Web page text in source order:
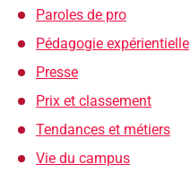
Paroles de pro
Pédagogie expérientielle
Presse
Prix et classement
Tendances et métiers
Vie du campus